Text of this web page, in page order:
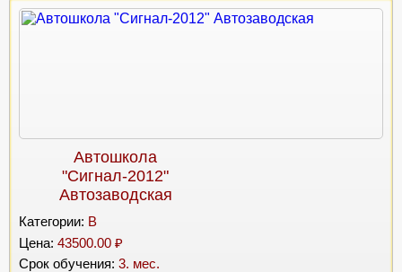
Автошкола
"Сигнал-2012"
Автозаводская
Категории: B
Цена: 43500.00 ₽
Срок обучения: 3. мес.